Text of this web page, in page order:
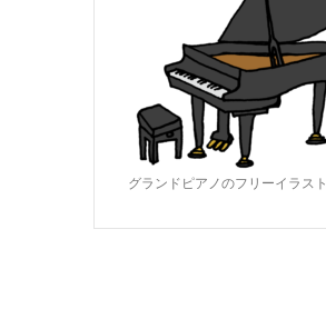
グランドピアノのフリーイラスト